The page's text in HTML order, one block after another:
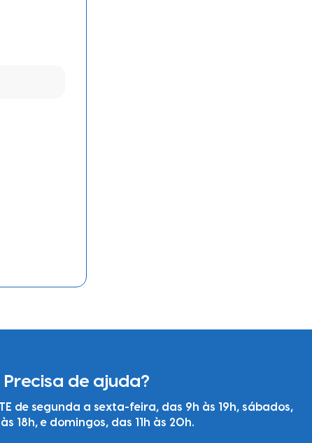
Precisa de ajuda?
de segunda a sexta-feira, das 9h às 19h, sábados,
18h, e domingos, das 11h às 20h.